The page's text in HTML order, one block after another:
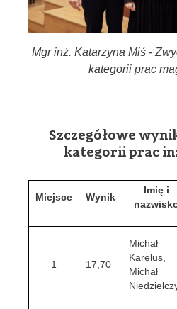
Mgr inż. Katarzyna Miś -
kategorii prac
Szczegółowe
kategorii prac
Miejsce Wynik
Imię i
1 17,70
Michał
Karelus,
Michał